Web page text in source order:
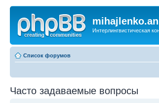
Интерлингвистическая
Список форумов
Часто задаваемые вопросы